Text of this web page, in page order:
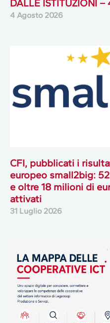
DALLE ISTITUZIONI
4 Agosto 2026
CFI, pubblicati i
europeo small2big:
e oltre 18 milioni di
attivati
31 Luglio 2026